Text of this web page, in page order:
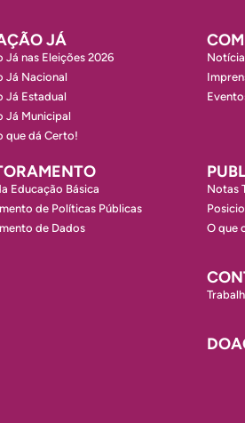
JÁ
Já nas Eleições 2026
Já Nacional
Já Estadual
Já Municipal
que dá Certo!
Educação Básica
de Políticas Públicas
de Dados
Notas
O que